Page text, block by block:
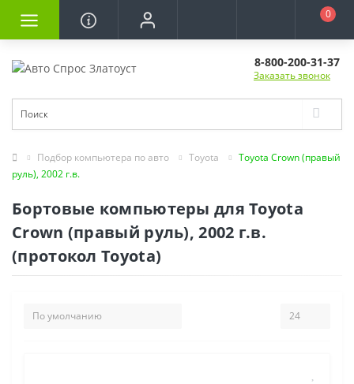
0
8-800-200-31-37
Заказать звонок
Подбор компьютера по авто Toyota
Toyota Crown (правый
руль), 2002 г.в.
Бортовые компьютеры для Toyota
Crown (правый руль), 2002 г.в.
(протокол Toyota)